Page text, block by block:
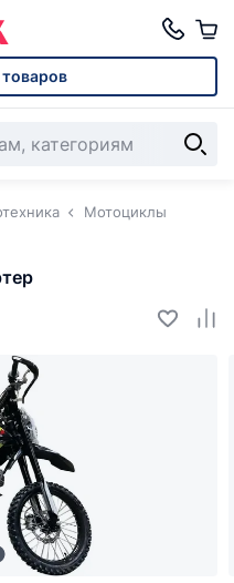
товаров
Мотоциклы